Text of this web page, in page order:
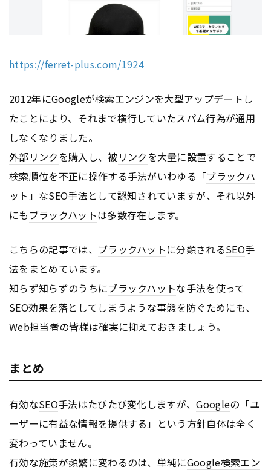
https://ferret-plus.com/1924
2012年にGoogleが検索エンジンを大型アップデートし
たことにより、それまで横行していたスパム行為が通用
しなくなりました。
外部リンクを購入し、被リンクを大量に設置することで
検索順位を不正に操作する手法がいわゆる「ブラックハ
ット 」なSEO手法として認知されていますが、それ以外
にも ブラックハットは多数存在します。
こちらの記事では、 ブラックハットに分類されるSEO手
法をまとめています。
知らず知らずのうちにブラックハットな手法を使って
SEO効果を落としてしまうような事態を防ぐためにも、
Web担当者の皆様は確実に抑えておきましょう。
まとめ
有効なSEO手法はたびたび変化しますが、Googleの「ユ
ーザーに有益な情報を提供する」という方針自体は全く
変わっていません。
有効な施策が頻繁に変わるのは、単純にGoogle検索エン